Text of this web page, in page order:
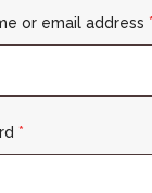
or email address *
*